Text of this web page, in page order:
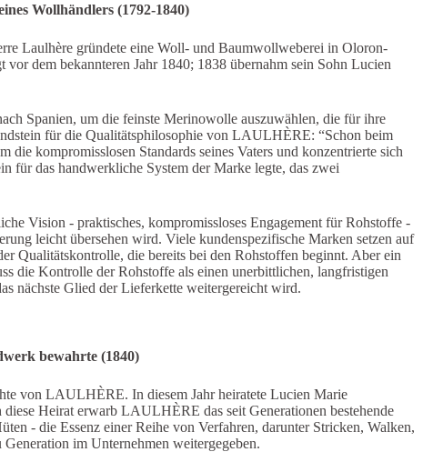
Wollhändlers (1792-1840)
Laulhère gründete eine Woll- und Baumwollweberei in Oloron-
dem bekannteren Jahr 1840; 1838 übernahm sein Sohn Lucien
Spanien, um die feinste Merinowolle auszuwählen, die für ihre
für die Qualitätsphilosophie von LAULHÈRE: “Schon beim
kompromisslosen Standards seines Vaters und konzentrierte sich
für das handwerkliche System der Marke legte, das zwei
Vision - praktisches, kompromissloses Engagement für Rohstoffe -
leicht übersehen wird. Viele kundenspezifische Marken setzen auf
Qualitätskontrolle, die bereits bei den Rohstoffen beginnt. Aber ein
die Kontrolle der Rohstoffe als einen unerbittlichen, langfristigen
nächste Glied der Lieferkette weitergereicht wird.
bewahrte (1840)
von LAULHÈRE. In diesem Jahr heiratete Lucien Marie
Heirat erwarb LAULHÈRE das seit Generationen bestehende
- die Essenz einer Reihe von Verfahren, darunter Stricken, Walken,
im Unternehmen weitergegeben.